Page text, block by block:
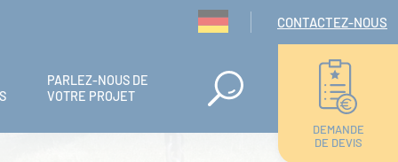
Navigation
CONTACTEZ-NOUS
PARLEZ-NOUS DE
VOTRE PROJET
DEMANDE
DE DEVIS